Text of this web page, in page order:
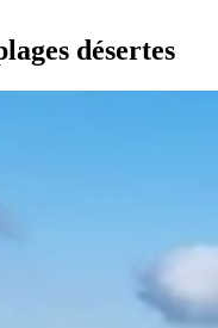
désertes